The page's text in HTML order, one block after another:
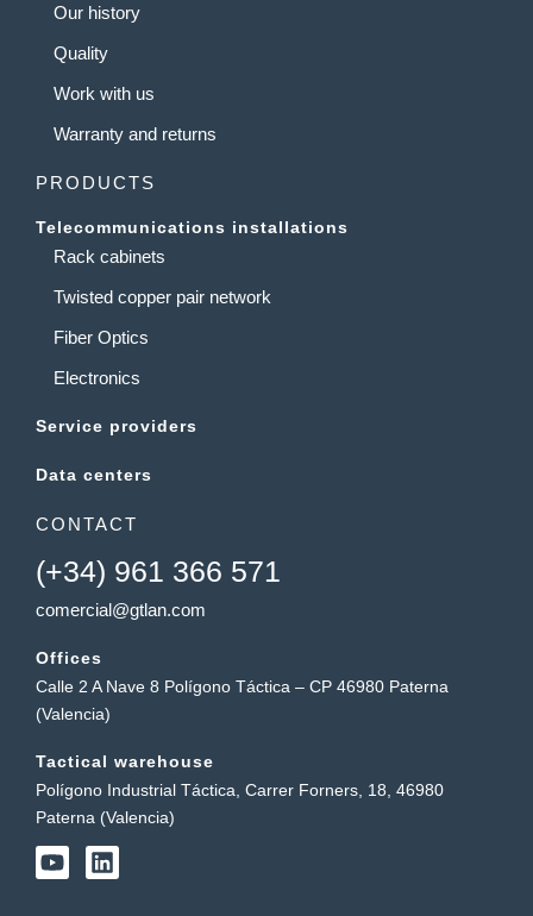
Our history
Quality
Work with us
Warranty and returns
PRODUCTS
Telecommunications installations
Rack cabinets
Twisted copper pair network
Fiber Optics
Electronics
Service providers
Data centers
CONTACT
(+34) 961 366 571
comercial@gtlan.com
Offices
Calle 2 A Nave 8 Polígono Táctica – CP 46980 Paterna
(Valencia)
Tactical warehouse
Polígono Industrial Táctica, Carrer Forners, 18, 46980
Paterna (Valencia)
Y
o
L
i